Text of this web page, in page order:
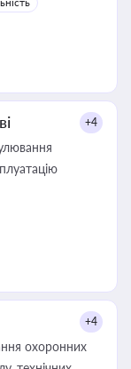
+4
+4
охоронних